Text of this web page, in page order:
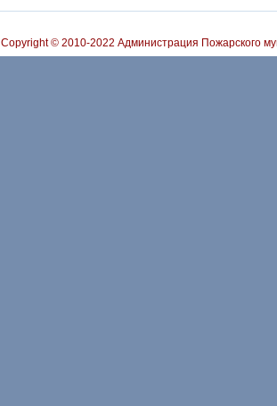
Copyright © 2010-2022 Администрация Пожарского